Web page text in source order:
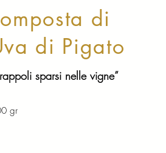
di
di Pigato
sparsi nelle vigne”
gr